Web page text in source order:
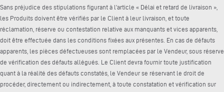
Sans préjudice des stipulations figurant à l’article « Délai et retard de livraison »,
les Produits doivent être vérifiés par le Client à leur livraison, et toute
réclamation, réserve ou contestation relative aux manquants et vices apparents,
doit être effectuée dans les conditions fixées aux présentes. En cas de défauts
apparents, les pièces défectueuses sont remplacées par le Vendeur, sous réserve
de vérification des défauts allégués. Le Client devra fournir toute justification
quant à la réalité des défauts constatés, le Vendeur se réservant le droit de
procéder, directement ou indirectement, à toute constatation et vérification sur